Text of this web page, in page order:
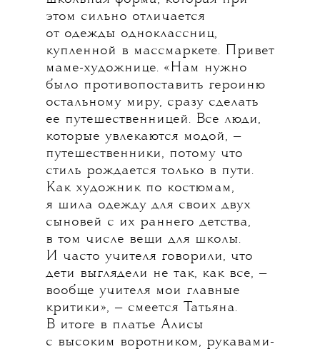
этом сильно отличается
от одежды одноклассниц,
купленной в массмаркете. Привет
маме-художнице. «Нам нужно
было противопоставить героиню
остальному миру, сразу сделать
ее путешественницей. Все люди,
которые увлекаются модой, —
путешественники, потому что
стиль рождается только в пути.
Как художник по костюмам,
я шила одежду для своих двух
сыновей с их раннего детства,
в том числе вещи для школы.
И часто учителя говорили, что
дети выглядели не так, как все, —
вообще учителя мои главные
критики», — смеется Татьяна.
В итоге в платье Алисы
с высоким воротником, рукавами-